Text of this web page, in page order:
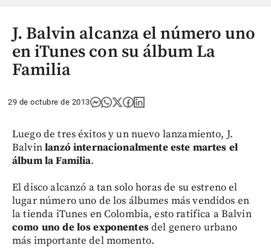
J. Balvin alcanza el número uno
en iTunes con su álbum La
Familia
29 de octubre de 2013
Luego de tres éxitos y un nuevo lanzamiento, J.
Balvinlanzó internacionalmente este martes el
álbum la Familia.
El disco alcanzó a tan solo horas de su estreno el
lugar número uno de los álbumes más vendidos en
la tienda iTunes en Colombia, esto ratifica a Balvin
como uno de los exponentesdel genero urbano
más importante del momento.